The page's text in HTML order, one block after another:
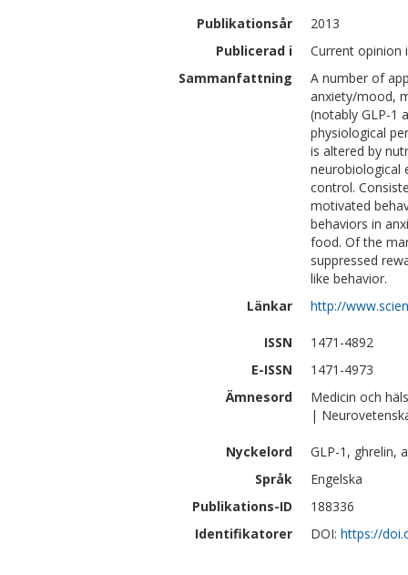
Publikationsår
2013
Publicerad i
Current opinion
Sammanfattning
A number of
anxiety/mood,
(notably GLP-1
physiological
is altered by
neurobiological
control.
motivated
behaviors in
food. Of the
suppressed
like behavior.
Länkar
http://
ISSN
1471-4892
E-ISSN
1471-4973
Ämnesord
Medicin och
|
Nyckelord
GLP-1, ghrelin,
Språk
Engelska
Publikations-ID
188336
Identifikatorer
DOI: https://